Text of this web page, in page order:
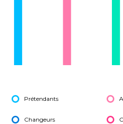
Prétendants
Changeurs